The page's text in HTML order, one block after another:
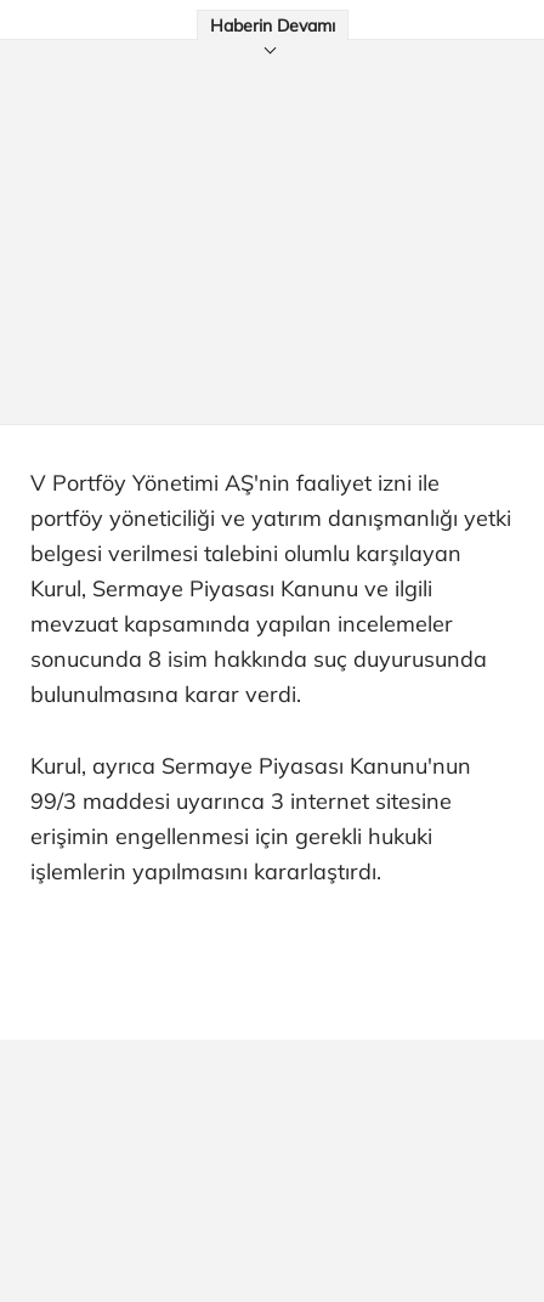
Haberin Devamı
V Portföy Yönetimi AŞ'nin faaliyet izni ile
portföy yöneticiliği ve yatırım danışmanlığı yetki
belgesi verilmesi talebini olumlu karşılayan
Kurul, Sermaye Piyasası Kanunu ve ilgili
mevzuat kapsamında yapılan incelemeler
sonucunda 8 isim hakkında suç duyurusunda
bulunulmasına karar verdi.
Kurul, ayrıca Sermaye Piyasası Kanunu'nun
99/3 maddesi uyarınca 3 internet sitesine
erişimin engellenmesi için gerekli hukuki
işlemlerin yapılmasını kararlaştırdı.